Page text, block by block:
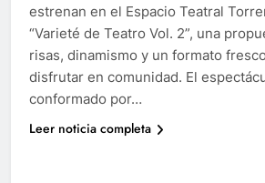
estrenan en el Espacio Teatral
“Varieté de Teatro Vol. 2”, una
risas, dinamismo y un formato
disfrutar en comunidad. El
conformado por…
Leer noticia completa